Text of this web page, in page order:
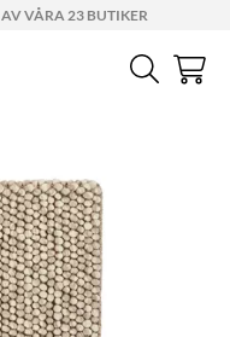
VÅRA 23 BUTIKER